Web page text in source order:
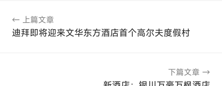
上篇文章
迪拜即将迎来文华东方酒店首个高尔夫度假村
下篇文章